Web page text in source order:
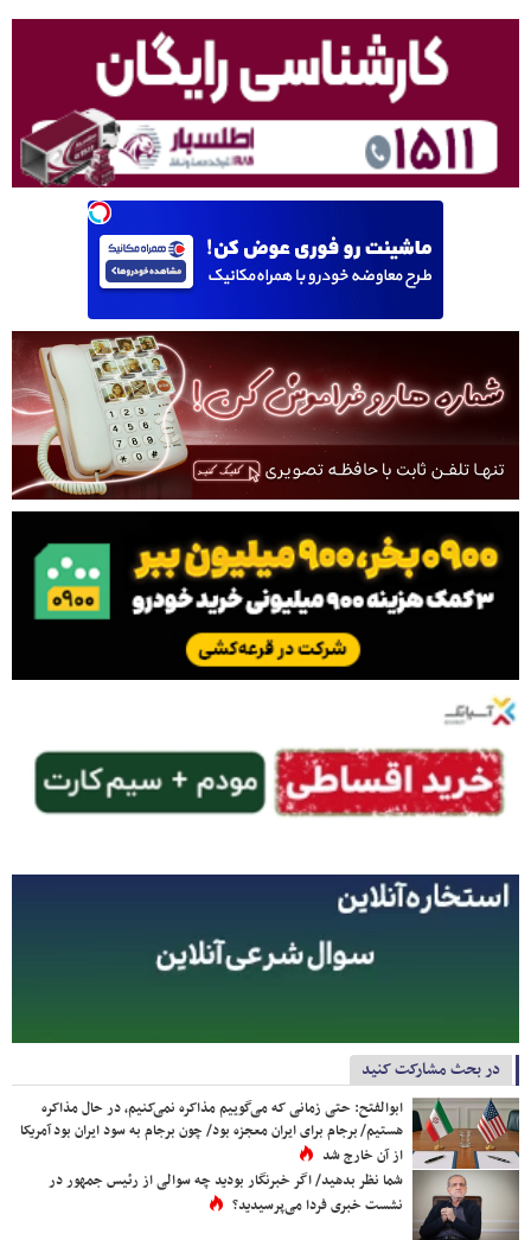
در بحث مشارکت کنید
ابوالفتح: حتی زمانی که می‌گوییم مذاکره نمی‌کنیم، در حال مذاکره
هستیم/ برجام برای ایران معجزه بود/ چون برجام به سود ایران بود آمریکا
از آن خارج شد
شما نظر بدهید/ اگر خبرنگار بودید چه سوالی از رئیس جمهور در
نشست خبری فردا می‌پرسیدید؟